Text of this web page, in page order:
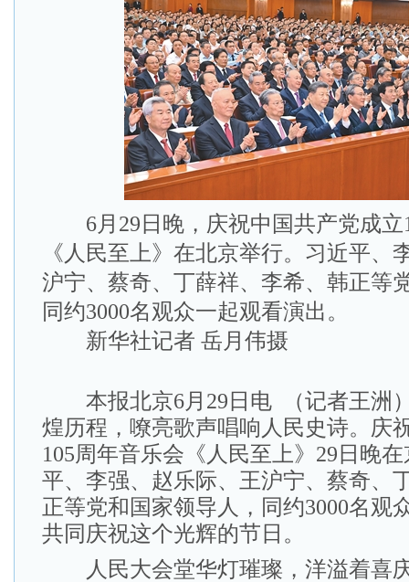
6月29日晚，庆祝中国共产党成立
《人民至上》在北京举行。习近平、
沪宁、蔡奇、丁薛祥、李希、韩正等
同约3000名观众一起观看演出。
新华社记者 岳月伟摄
本报北京6月29日电 （记者王洲
煌历程，嘹亮歌声唱响人民史诗。庆
105周年音乐会《人民至上》29日晚
平、李强、赵乐际、王沪宁、蔡奇、
正等党和国家领导人，同约3000名观
共同庆祝这个光辉的节日。
人民大会堂华灯璀璨，洋溢着喜庆